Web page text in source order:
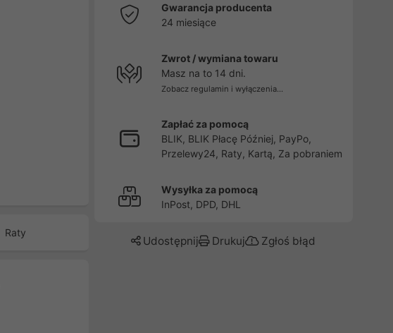
Raty
Gwarancja producenta
24 miesiące
Zwrot / wymiana towaru
Masz na to 14 dni.
Zobacz regulamin i wyłączenia...
Zapłać za pomocą
BLIK, BLIK Płacę Później, PayPo,
Przelewy24, Raty, Kartą, Za pobraniem
Wysyłka za pomocą
InPost, DPD, DHL
Udostępnij Drukuj Zgłoś błąd